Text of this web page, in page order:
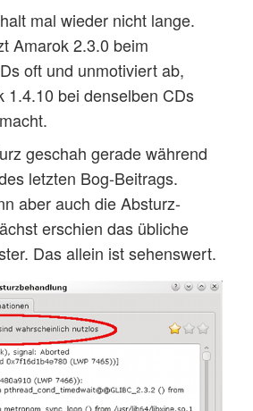
mal wieder nicht lange.
Amarok 2.3.0 beim
oft und unmotiviert ab,
1.4.10 bei denselben CDs
geschah gerade während
letzten Bog-Beitrags.
aber auch die Absturz-
erschien das übliche
Das allein ist sehenswert.